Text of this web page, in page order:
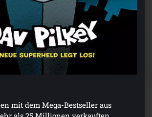
mit dem Mega-Bestseller aus